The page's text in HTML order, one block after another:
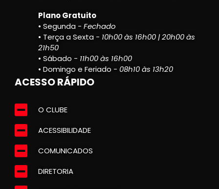
Plano Gratuito
• Segunda - Fechado
• Terça a Sexta - 10h00 às 16h00 | 20h00 às
21h50
• Sábado - 11h00 às 16h00
• Domingo e Feriado - 08h10 às 13h20
ACESSO RÁPIDO
O CLUBE
ACESSIBILIDADE
COMUNICADOS
DIRETORIA